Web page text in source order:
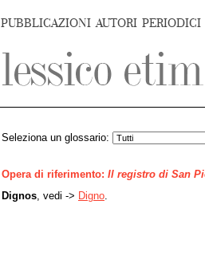
PUBBLICAZIONI AUTORI PERIODICI
Seleziona un glossario:
Opera di riferimento: Il registro di San
Dignos , vedi -> Digno